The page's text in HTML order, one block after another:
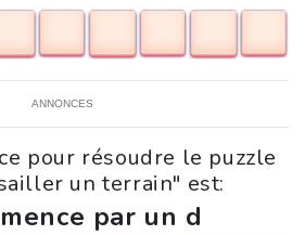
ANNONCES
pour résoudre le puzzle
un terrain" est:
par un d